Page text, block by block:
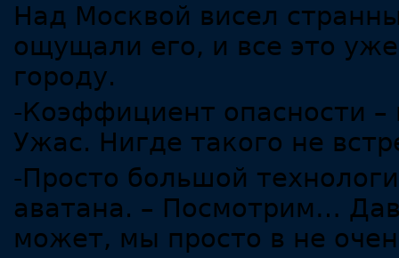
Над Москвой висел
ощущали его, и все это
городу.
-Коэффициент опасности
Ужас. Нигде такого не
-Просто большой
аватана. – Посмотрим…
может, мы просто в не